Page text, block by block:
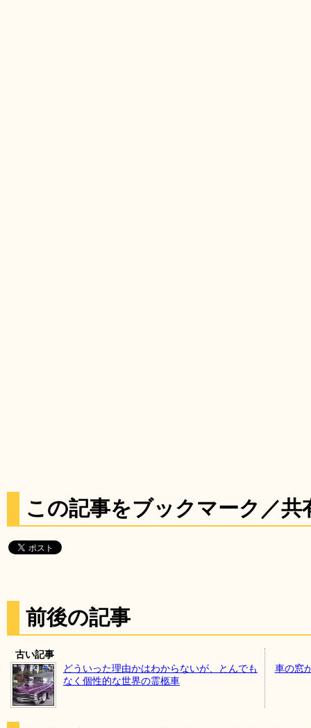
この記事をブックマーク／共
前後の記事
古い記事
どういった理由かはわからないが、とんでも
なく個性的な世界の霊柩車
車の窓